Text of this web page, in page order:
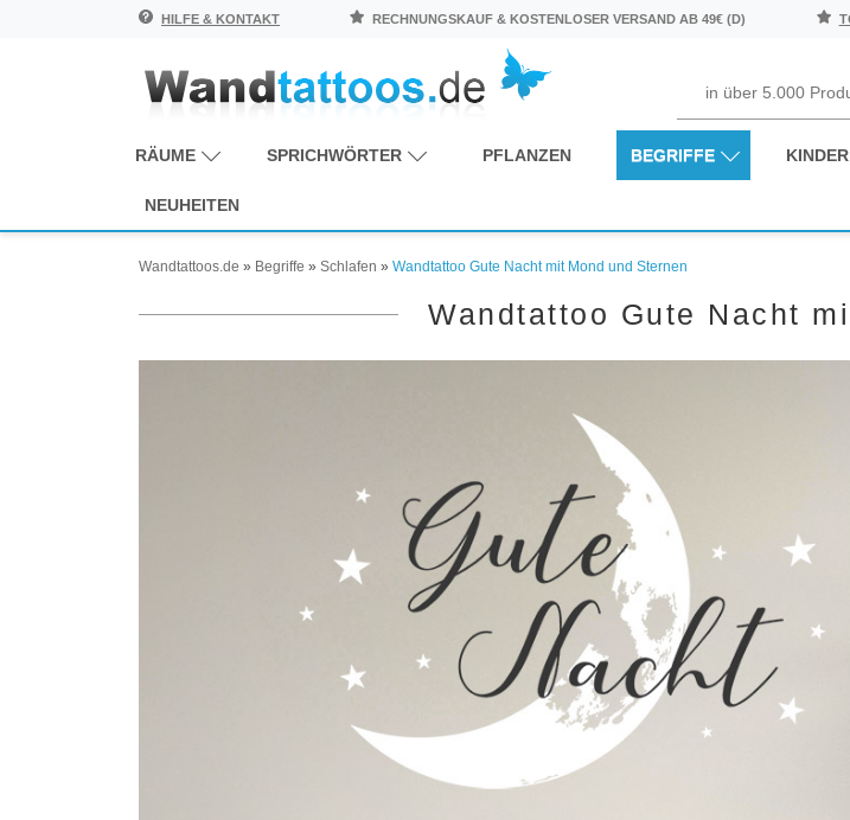
HILFE & KONTAKT RECHNUNGSKAUF & KOSTENLOSER VERSAND AB 49€ (D)
RÄUME SPRICHWÖRTER PFLANZEN BEGRIFFE
NEUHEITEN
Wandtattoos.de » Begriffe » Schlafen » Wandtattoo Gute Nacht mit Mond und Sternen
Wandtattoo Gute Nacht